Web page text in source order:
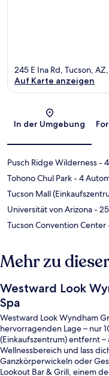
245 E Ina Rd, Tucson,
Auf Karte anzeigen
In der Umgebung
Pusch Ridge Wilderness-
Tohono Chul Park- 4
Tucson Mall
Universität von Arizona-
Tucson Convention Center
Mehr zu
Westward Look
Spa
Westward Look Wyndham
hervorragenden Lage – nur
(Einkaufszentrum) entfernt –
Wellnessbereich und lass
Ganzkörperwickeln oder
Lookout Bar & Grill, einem